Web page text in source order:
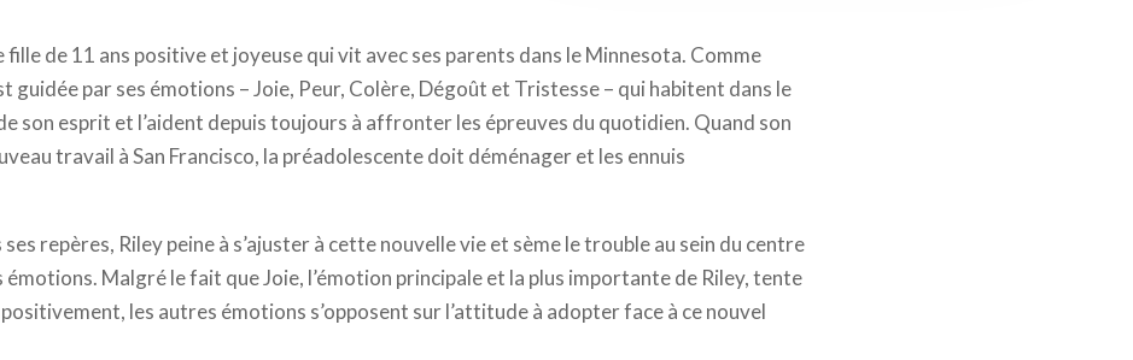
fille de 11 ans positive et joyeuse qui vit avec ses parents dans le Minnesota. Comme
guidée par ses émotions – Joie, Peur, Colère, Dégoût et Tristesse – qui habitent dans le
son esprit et l’aident depuis toujours à affronter les épreuves du quotidien. Quand son
travail à San Francisco, la préadolescente doit déménager et les ennuis
repères, Riley peine à s’ajuster à cette nouvelle vie et sème le trouble au sein du centre
émotions. Malgré le fait que Joie, l’émotion principale et la plus importante de Riley, tente
les autres émotions s’opposent sur l’attitude à adopter face à ce nouvel